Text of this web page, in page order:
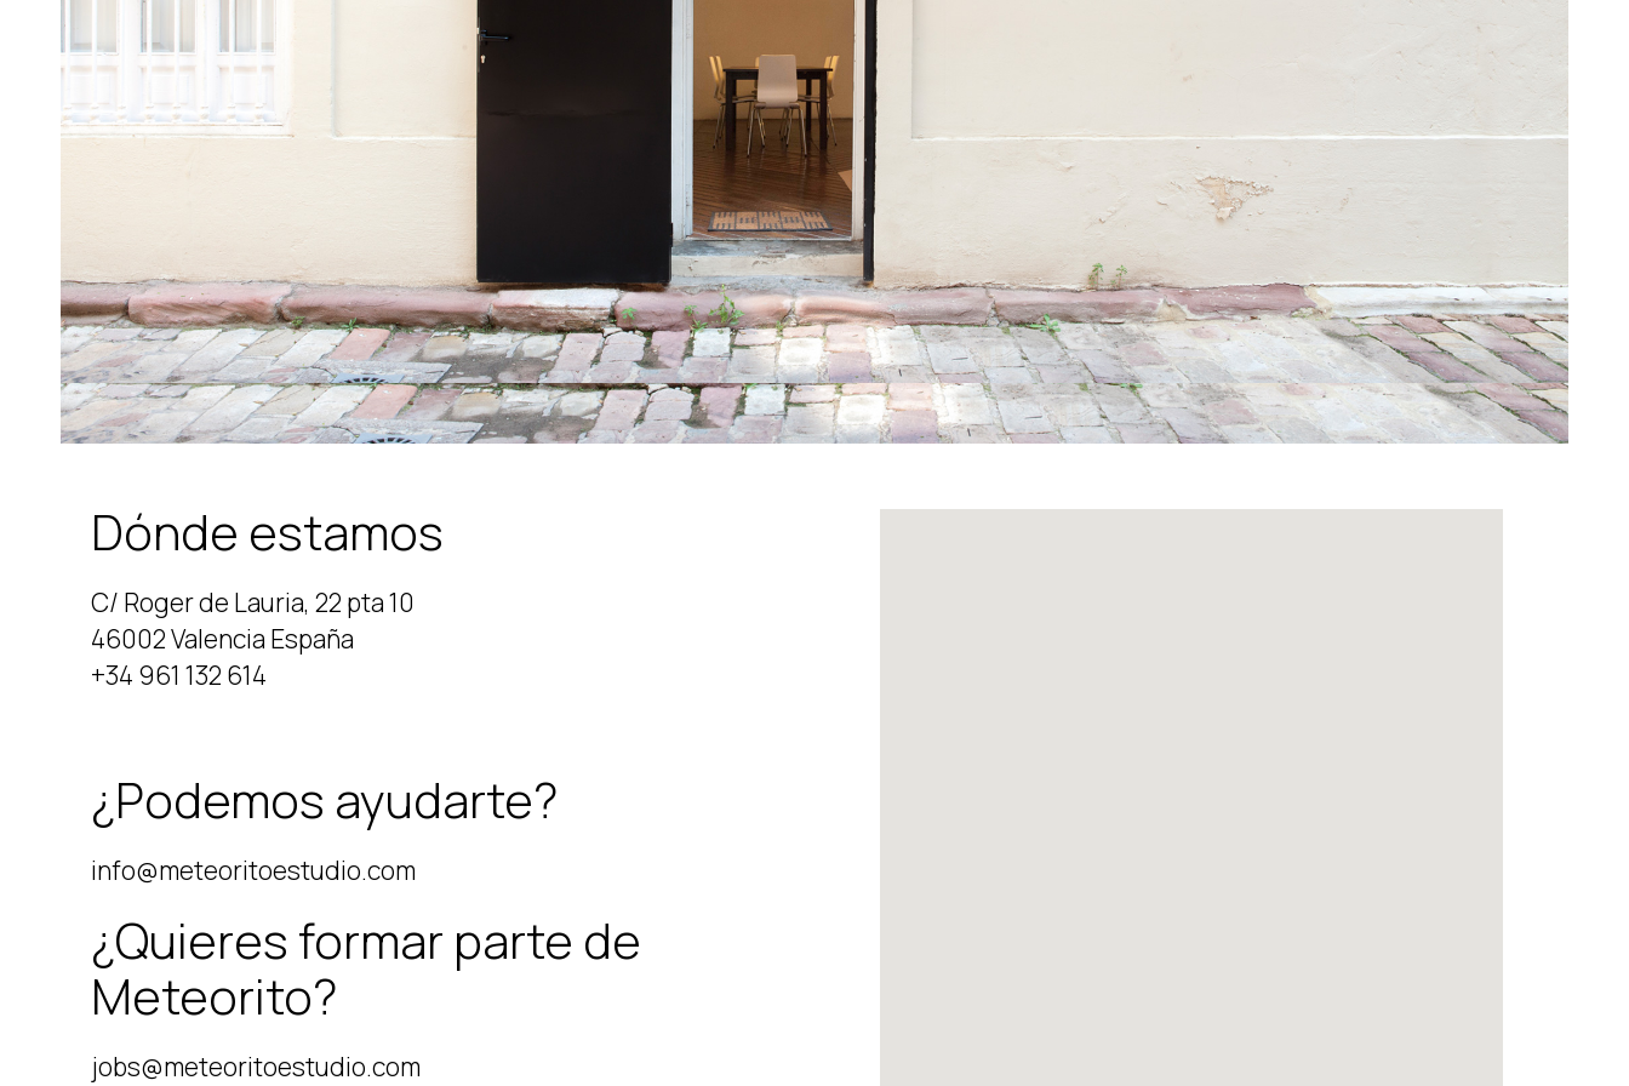
Dónde estamos
C/ Roger de Lauria, 22 pta 10
46002 Valencia España
+34 961 132 614
¿Podemos ayudarte?
info@meteoritoestudio.com
¿Quieres formar parte de
Meteorito?
jobs@meteoritoestudio.com